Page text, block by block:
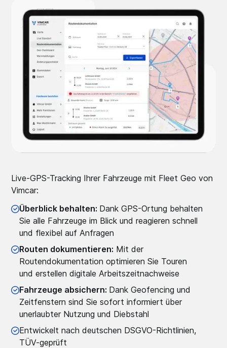
Live-GPS-Tracking Ihrer Fahrzeuge mit Fleet Geo von
Vimcar:
Überblick behalten: Dank GPS-Ortung behalten
Sie alle Fahrzeuge im Blick und reagieren schnell
und flexibel auf Anfragen
Routen dokumentieren: Mit der
Routendokumentation optimieren Sie Touren
und erstellen digitale Arbeitszeitnachweise
Fahrzeuge absichern: Dank Geofencing und
Zeitfenstern sind Sie sofort informiert über
unerlaubter Nutzung und Diebstahl
Entwickelt nach deutschen DSGVO-Richtlinien,
TÜV-geprüft